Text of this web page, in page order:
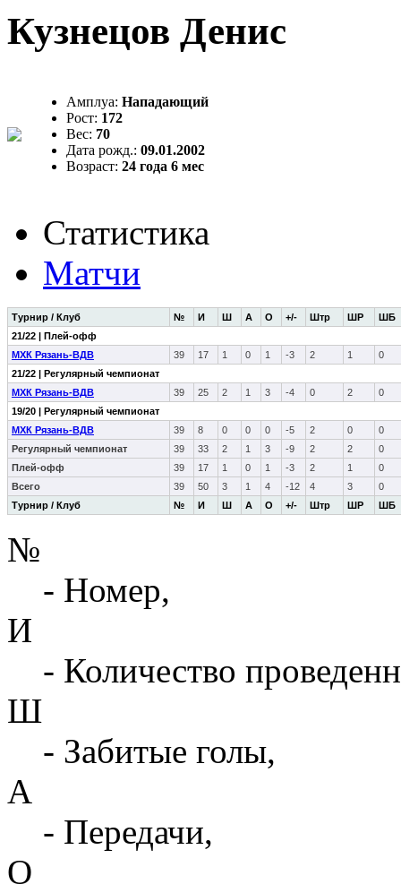
Кузнецов Денис
Амплуа: Нападающий
Рост: 172
Вес: 70
Дата рожд.: 09.01.2002
Возраст: 24 года 6 мес
Статистика
Матчи
Турнир / Клуб № И Ш А О +/- Штр ШР ШБ
Турнир / Клуб № И Ш А О +/- Штр ШР ШБ
21/22 | Плей-офф
МХК Рязань-ВДВ
39 17 1 0 1 -3 2 1
0
21/22 | Регулярный чемпионат
МХК Рязань-ВДВ
39 25 2 1 3 -4 0 2
0
19/20 | Регулярный чемпионат
МХК Рязань-ВДВ
39 8 0 0 0 -5 2 0
0
Регулярный чемпионат
39 33 2 1 3 -9 2 2
0
Плей-офф
39 17 1 0 1 -3 2 1
0
Всего
39 50 3 1 4 -12 4 3 0
№
- Номер,
И
- Количество
Ш
- Забитые голы,
А
- Передачи,
О